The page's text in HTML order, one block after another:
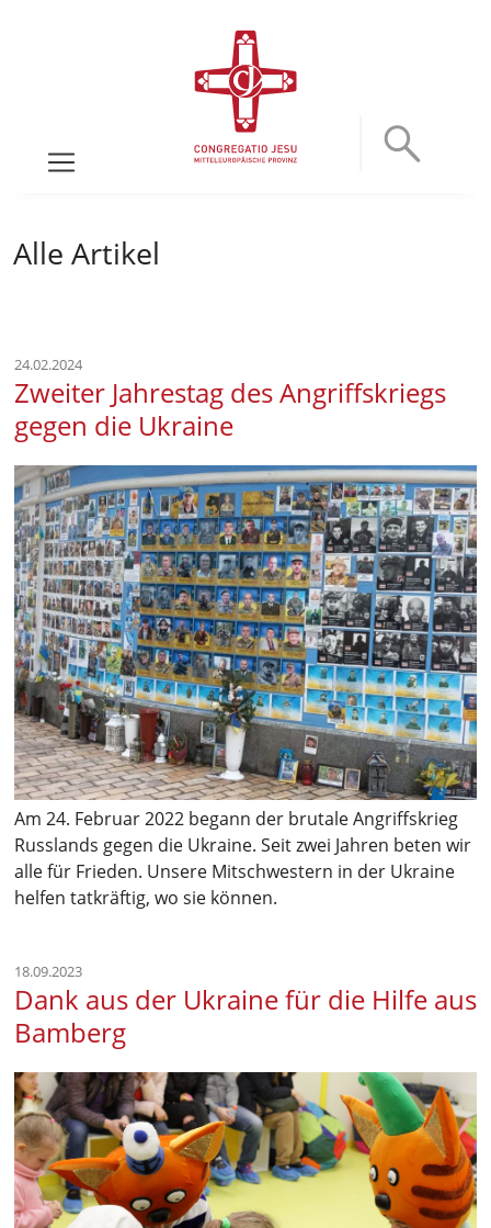
Alle Artikel
24.02.2024
Zweiter Jahrestag des Angriffskriegs
gegen die Ukraine
Am 24. Februar 2022 begann der brutale Angriffskrieg
Russlands gegen die Ukraine. Seit zwei Jahren beten wir
alle für Frieden. Unsere Mitschwestern in der Ukraine
helfen tatkräftig, wo sie können.
18.09.2023
Dank aus der Ukraine für die Hilfe aus
Bamberg